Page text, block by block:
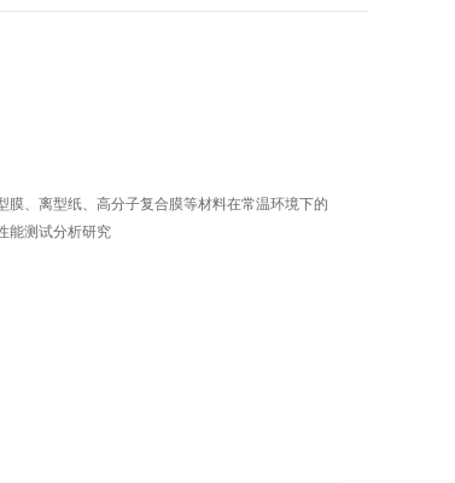
膜、离型纸、高分子复合膜等材料在常温环境下的
能测试分析研究